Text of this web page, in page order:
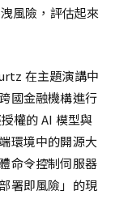
風險，評估起來
在主題演講中
國金融機構進行
權的 AI 模型與
環境中的開源大
命令控制伺服器
署即風險」的現